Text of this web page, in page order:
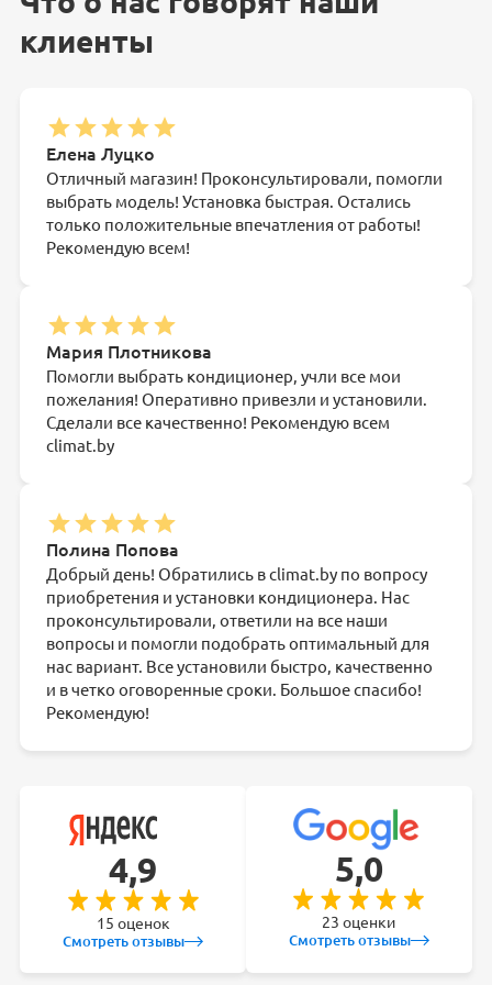
клиенты
Елена Луцко
Отличный магазин! Проконсультировали, помогли
выбрать модель! Установка быстрая. Остались
только положительные впечатления от работы!
Рекомендую всем!
Мария Плотникова
Помогли выбрать кондиционер, учли все мои
пожелания! Оперативно привезли и установили.
Сделали все качественно! Рекомендую всем
climat.by
Полина Попова
Добрый день! Обратились в climat.by по вопросу
приобретения и установки кондиционера. Нас
проконсультировали, ответили на все наши
вопросы и помогли подобрать оптимальный для
нас вариант. Все установили быстро, качественно
и в четко оговоренные сроки. Большое спасибо!
Рекомендую!
4,9
15 оценок
Смотреть отзывы
5,0
23 оценки
Смотреть отзывы